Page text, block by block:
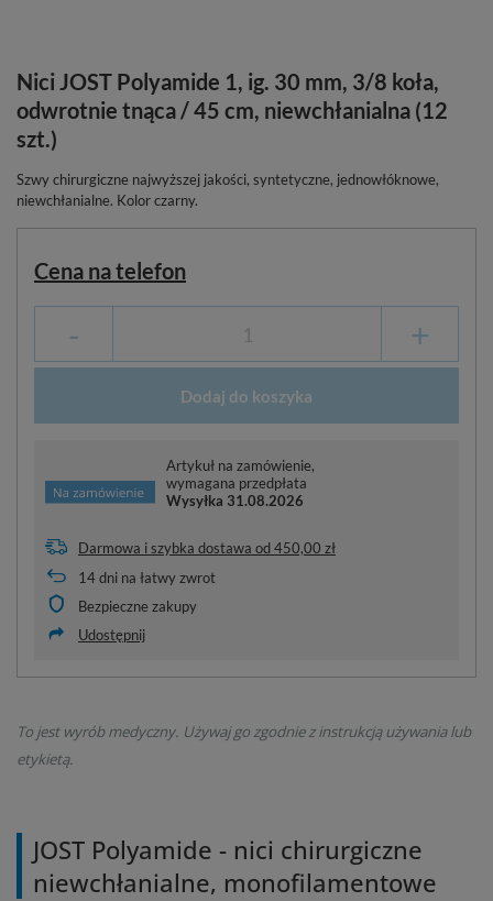
Nici JOST Polyamide 1, ig. 30 mm, 3/8 koła,
odwrotnie tnąca / 45 cm, niewchłanialna (12
szt.)
Szwy chirurgiczne najwyższej jakości, syntetyczne, jednowłóknowe,
niewchłanialne. Kolor czarny.
Cena na telefon
- +
Dodaj do koszyka
Artykuł na zamówienie,
wymagana przedpłata
Wysyłka 31.08.2026
Darmowa i szybka dostawa od450,00 zł
14dni na łatwy zwrot
Bezpieczne zakupy
Udostępnij
To jest wyrób medyczny. Używaj go zgodnie z instrukcją używania lub
etykietą.
JOST Polyamide - nici chirurgiczne
niewchłanialne, monofilamentowe